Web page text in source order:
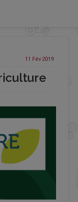
11 Fév 2019